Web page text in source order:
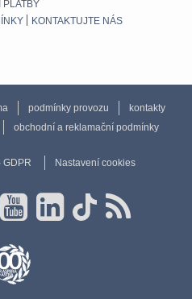
PLATBY
KONTAKTUJTE NÁS
podmínky provozu
kontakty
obchodní a reklamační podmínky
GDPR Nastavení cookies